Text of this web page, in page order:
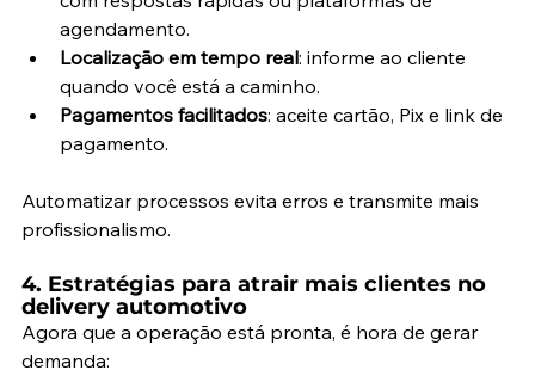
agendamento.
Localização em tempo real: informe ao cliente
quando você está a caminho.
Pagamentos facilitados: aceite cartão, Pix e link de
pagamento.
Automatizar processos evita erros e transmite mais
profissionalismo.
4. Estratégias para atrair mais clientes no
delivery automotivo
Agora que a operação está pronta, é hora de gerar
demanda: